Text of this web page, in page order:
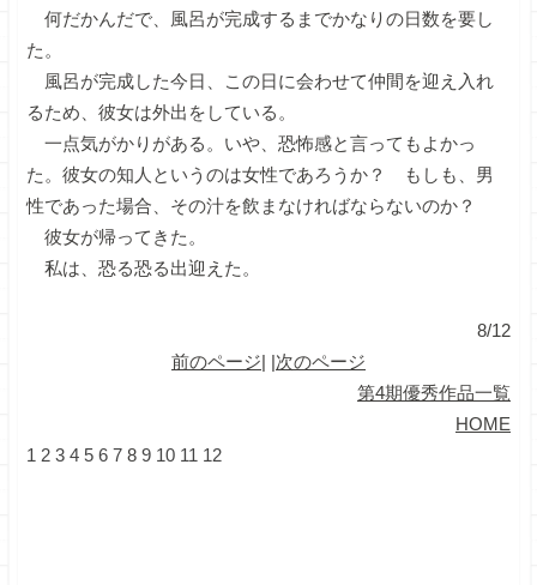
何だかんだで、風呂が完成するまでかなりの日数を要し
た。
風呂が完成した今日、この日に会わせて仲間を迎え入れ
るため、彼女は外出をしている。
一点気がかりがある。いや、恐怖感と言ってもよかっ
た。彼女の知人というのは女性であろうか？ もしも、男
性であった場合、その汁を飲まなければならないのか？
彼女が帰ってきた。
私は、恐る恐る出迎えた。
8/12
前のページ| |次のページ
第4期優秀作品一覧
HOME
1 2 3 4 5 6 7 8 9 10 11 12